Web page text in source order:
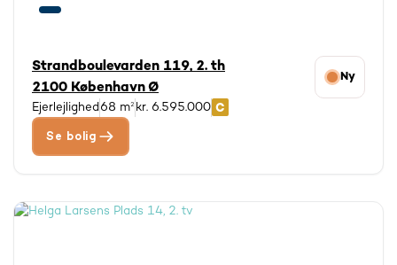
Strandboulevarden 119, 2. th
2100 København Ø
Ny
Ejerlejlighed 68 m² kr. 6.595.000
Se bolig